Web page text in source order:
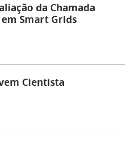
da Chamada
em Smart Grids
Cientista